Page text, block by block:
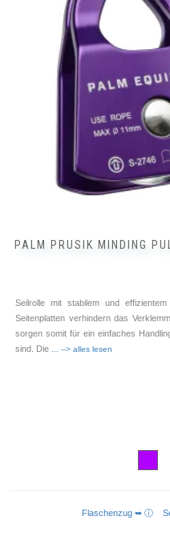
PALM PRUSIK MINDING
Seilrolle mit stabilem und effizientem
Seitenplatten verhindern das
sorgen somit für ein einfaches
sind. Die
... --> alles lesen
Flaschenzug ➥ ⓘ